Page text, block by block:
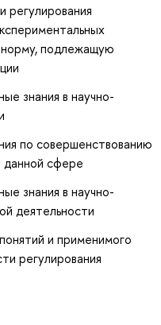
регулирования
подлежащую
знания в научно-
по совершенствованию
данной сфере
знания в научно-
деятельности
и применимого
регулирования